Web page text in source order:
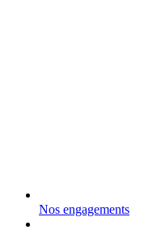
Nos engagements